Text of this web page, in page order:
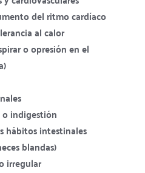
del ritmo cardíaco
al calor
o opresión en el
o indigestión
hábitos intestinales
blandas)
irregular